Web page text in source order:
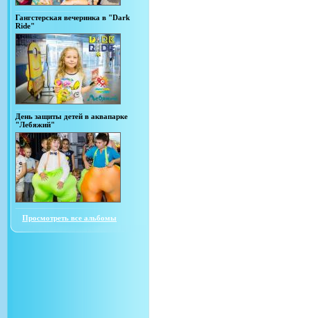
Гангстерская вечеринка в "Dark
Ride"
День защиты детей в аквапарке
"Лебяжий"
Просмотреть все альбомы